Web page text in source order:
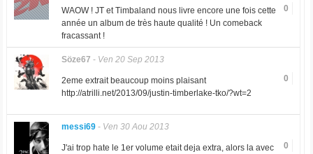
0
WAOW ! JT et Timbaland nous livre encore une fois cette
année un album de très haute qualité ! Un comeback
fracassant !
Söze67 - Ven 20 Sep 2013
0
2eme extrait beaucoup moins plaisant
http://atrilli.net/2013/09/justin-timberlake-tko/?wt=2
messi69- Ven 30 Aou 2013
0
J'ai trop hate le 1er volume etait deja extra, alors la avec